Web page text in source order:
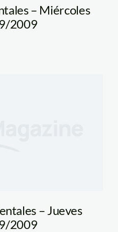
– Miércoles
2009
– Jueves
2009